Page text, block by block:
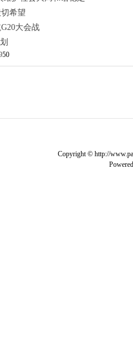
希望
大会战
50
Copyright © http://